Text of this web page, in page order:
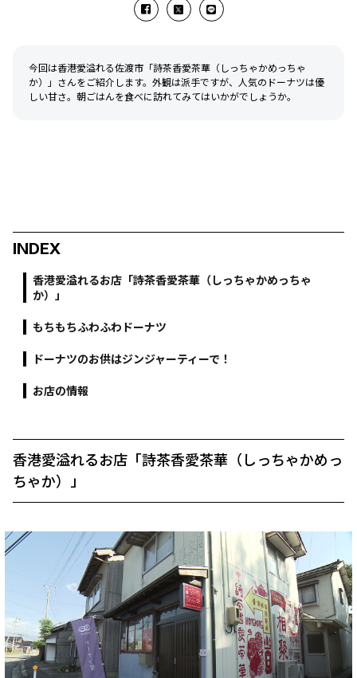
今回は香港愛溢れる佐渡市「詩茶香愛茶華（しっちゃかめっちゃ
か）」さんをご紹介します。外観は派手ですが、人気のドーナツは優
しい甘さ。朝ごはんを食べに訪れてみてはいかがでしょうか。
INDEX
香港愛溢れるお店「詩茶香愛茶華（しっちゃかめっちゃ
か）」
もちもちふわふわドーナツ
ドーナツのお供はジンジャーティーで！
お店の情報
香港愛溢れるお店「詩茶香愛茶華（しっちゃかめっ
ちゃか）」